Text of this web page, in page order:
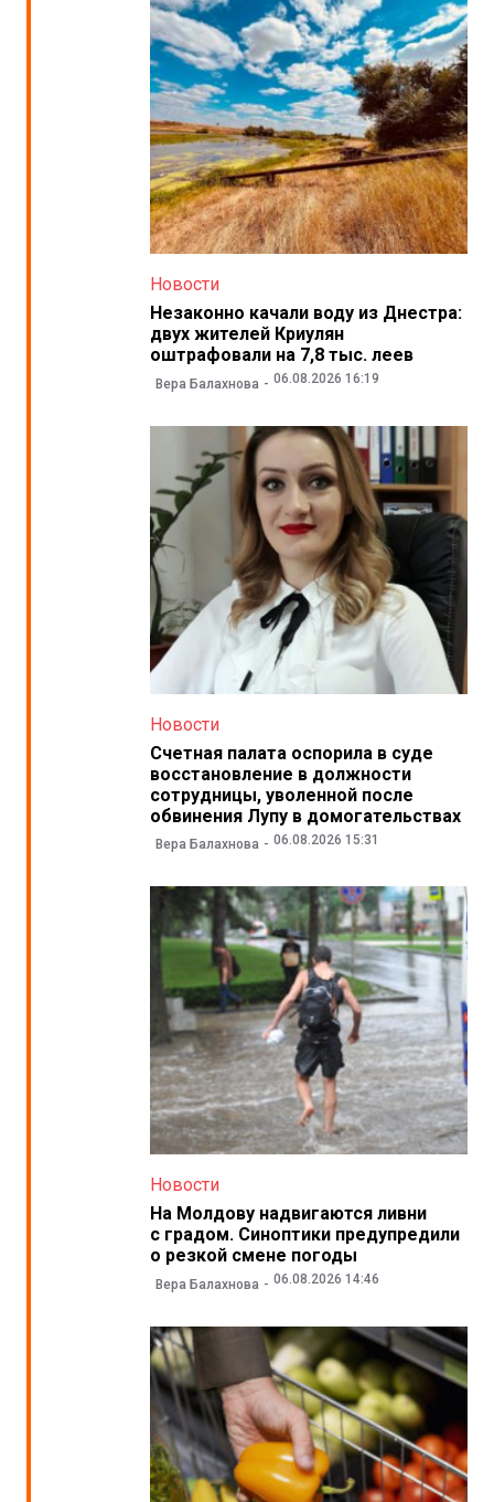
Новости
Незаконно качали воду из Днестра:
двух жителей Криулян
оштрафовали на 7,8 тыс. леев
Вера Балахнова 06.08.2026 16:19
Новости
Счетная палата оспорила в суде
восстановление в должности
сотрудницы, уволенной после
обвинения Лупу в домогательствах
Вера Балахнова 06.08.2026 15:31
Новости
На Молдову надвигаются ливни
с градом. Синоптики предупредили
о резкой смене погоды
Вера Балахнова 06.08.2026 14:46